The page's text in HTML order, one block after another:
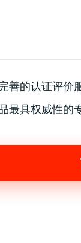
善的认证评价
最具权威性的